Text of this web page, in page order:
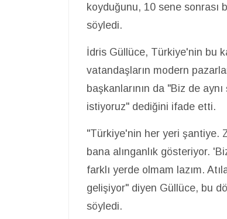
koyduğunu, 10 sene sonrası
söyledi.
İdris Güllüce, Türkiye'nin bu
vatandaşların modern
başkanlarının da "Biz de
istiyoruz" dediğini ifade etti.
"Türkiye'nin her yeri şantiye.
bana alınganlık gösteriyor.
farklı yerde olmam lazım.
gelişiyor" diyen Güllüce, bu
söyledi.